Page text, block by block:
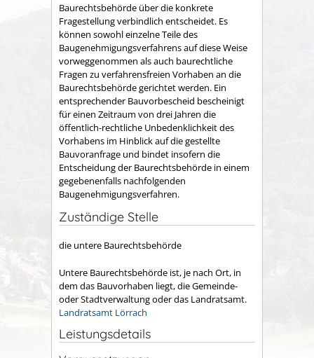
Baurechtsbehörde über die konkrete
Fragestellung verbindlich entscheidet. Es
können sowohl einzelne Teile des
Baugenehmigungsverfahrens auf diese Weise
vorweggenommen als auch baurechtliche
Fragen zu verfahrensfreien Vorhaben an die
Baurechtsbehörde gerichtet werden. Ein
entsprechender Bauvorbescheid bescheinigt
für einen Zeitraum von drei Jahren die
öffentlich-rechtliche Unbedenklichkeit des
Vorhabens im Hinblick auf die gestellte
Bauvoranfrage und bindet insofern die
Entscheidung der Baurechtsbehörde in einem
gegebenenfalls nachfolgenden
Baugenehmigungsverfahren.
Zuständige Stelle
die untere Baurechtsbehörde
Untere Baurechtsbehörde ist, je nach Ort, in
dem das Bauvorhaben liegt, die Gemeinde-
oder Stadtverwaltung oder das Landratsamt.
Landratsamt Lörrach
Leistungsdetails